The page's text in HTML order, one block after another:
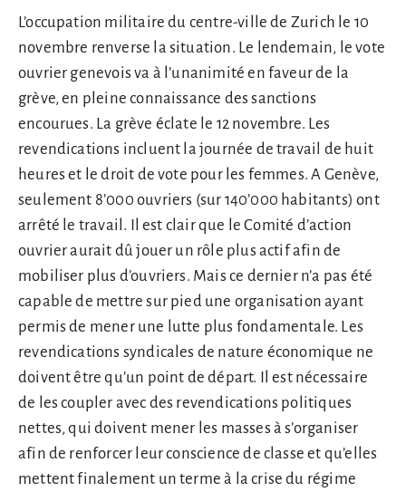
L’occupation militaire du centre-ville de Zurich le 10
novembre renverse la situation. Le lendemain, le vote
ouvrier genevois va à l’unanimité en faveur de la
grève, en pleine connaissance des sanctions
encourues. La grève éclate le 12 novembre. Les
revendications incluent la journée de travail de huit
heures et le droit de vote pour les femmes. A Genève,
seulement 8’000 ouvriers (sur 140’000 habitants) ont
arrêté le travail. Il est clair que le Comité d’action
ouvrier aurait dû jouer un rôle plus actif afin de
mobiliser plus d’ouvriers. Mais ce dernier n’a pas été
capable de mettre sur pied une organisation ayant
permis de mener une lutte plus fondamentale. Les
revendications syndicales de nature économique ne
doivent être qu’un point de départ. Il est nécessaire
de les coupler avec des revendications politiques
nettes, qui doivent mener les masses à s’organiser
afin de renforcer leur conscience de classe et qu’elles
mettent finalement un terme à la crise du régime